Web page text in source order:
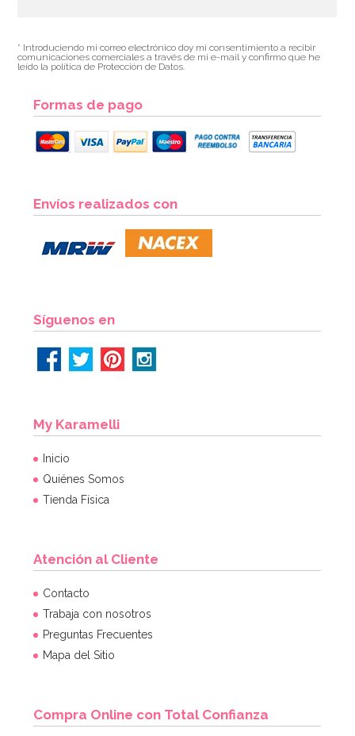
* Introduciendo mi correo electrónico doy mi consentimiento a recibir
comunicaciones comerciales a través de mi e-mail y confirmo que he
leído la política de Protección de Datos.
Formas de pago
Envíos realizados con
Síguenos en
My Karamelli
Inicio
Quiénes Somos
Tienda Física
Atención al Cliente
Contacto
Trabaja con nosotros
Preguntas Frecuentes
Mapa del Sitio
Compra Online con Total Confianza